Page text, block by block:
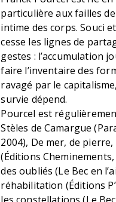
particulière aux failles
intime des corps. Souci
cesse les lignes de
gestes : l’accumulation
faire l’inventaire des
ravagé par le
survie dépend.
Pourcel est
Stèles de Camargue
2004), De mer, de
(Éditions
des oubliés (Le Bec en
réhabilitation (Éditions